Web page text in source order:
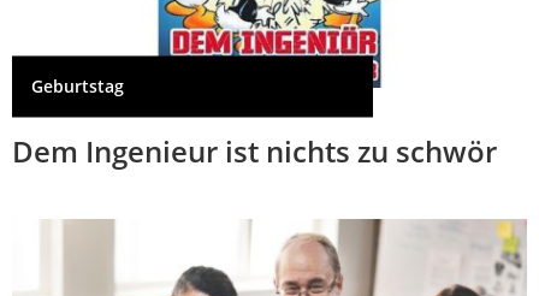
Geburtstag
Dem Ingenieur ist nichts zu schwör